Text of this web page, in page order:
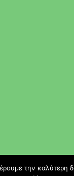
την καλύτερη